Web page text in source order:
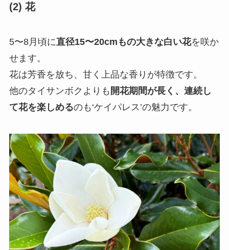
(2) 花
5〜8月頃に直径15〜20cmもの大きな白い花を咲か
せます。
花は芳香を放ち、甘く上品な香りが特徴です。
他のタイサンボクよりも 開花期間が長く、連続し
て花を楽しめるのも‘ケイパレス’の魅力です。